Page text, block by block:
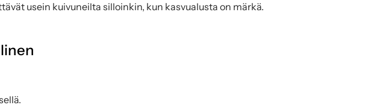
usein kuivuneilta silloinkin, kun kasvualusta on märkä.